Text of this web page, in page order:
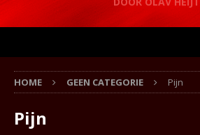
HOME GEEN CATEGORIE Pijn
Pijn